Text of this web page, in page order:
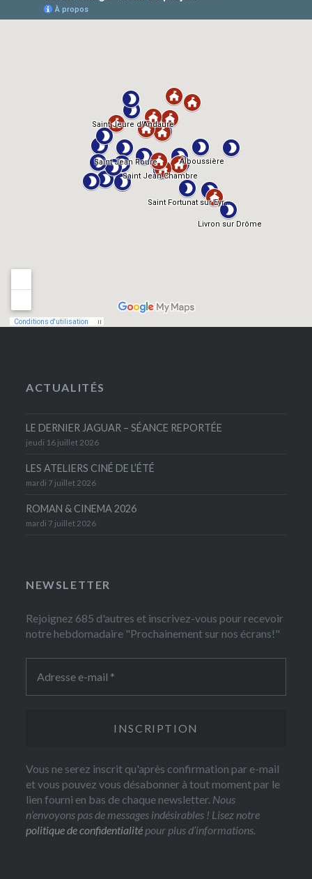
ACTUALITÉS
LE DERNIER JAGUAR – SÉANCE REPORTÉE
jeudi 16 juillet 2026
LES ATELIERS CINÉ DE L’ÉTÉ
mardi 7 juillet 2026
ROMAN & CINEMA 2026
mardi 7 juillet 2026
NEWSLETTER
Rejoignez 685 d'autres et inscrivez-vous pour recevoir
notre hebdomadaire "Prochainement sur nos écrans!"
Vous ne serez inscrit qu'après confirmation par e-mail
et vous pouvez vous désabonner à tout moment par le
lien fourni en bas de chaque newsletter. Nous
n’envoyons pas de messages indésirables ! Lisez notre
politique de confidentialité pour plus d’informations.